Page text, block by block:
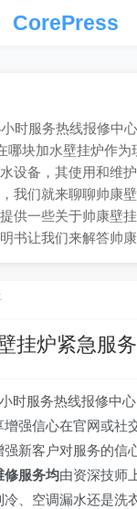
CorePress
时服务热线报修中
哪块加水壁挂炉作为
设备，其使用和维
我们就来聊聊帅康
供一些关于帅康壁挂
书让我们来解答帅
挂炉紧急服
时服务热线报修中
强信心在官网或社
新客户对服务的信
修服务均由资深技师
、空调漏水还是洗